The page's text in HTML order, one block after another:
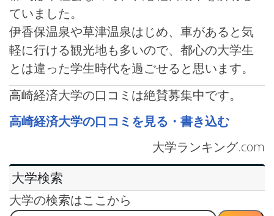
ていました。
伊香保温泉や草津温泉はじめ、車があると気
軽に行ける観光地も多いので、都心の大学生
とは違った学生時代を過ごせると思います。
高崎経済大学の口コミは絶賛募集中です。
高崎経済大学の口コミを見る・書き込む
大学ランキング.com
大学検索
大学の検索はここから